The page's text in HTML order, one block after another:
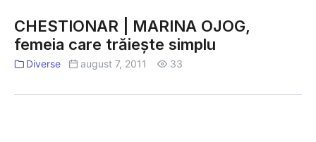
|
MARINA
OJOG,
care
CHESTIONAR | MARINA OJOG,
femeia care trăieşte simplu
Diverse august 7, 2011 33